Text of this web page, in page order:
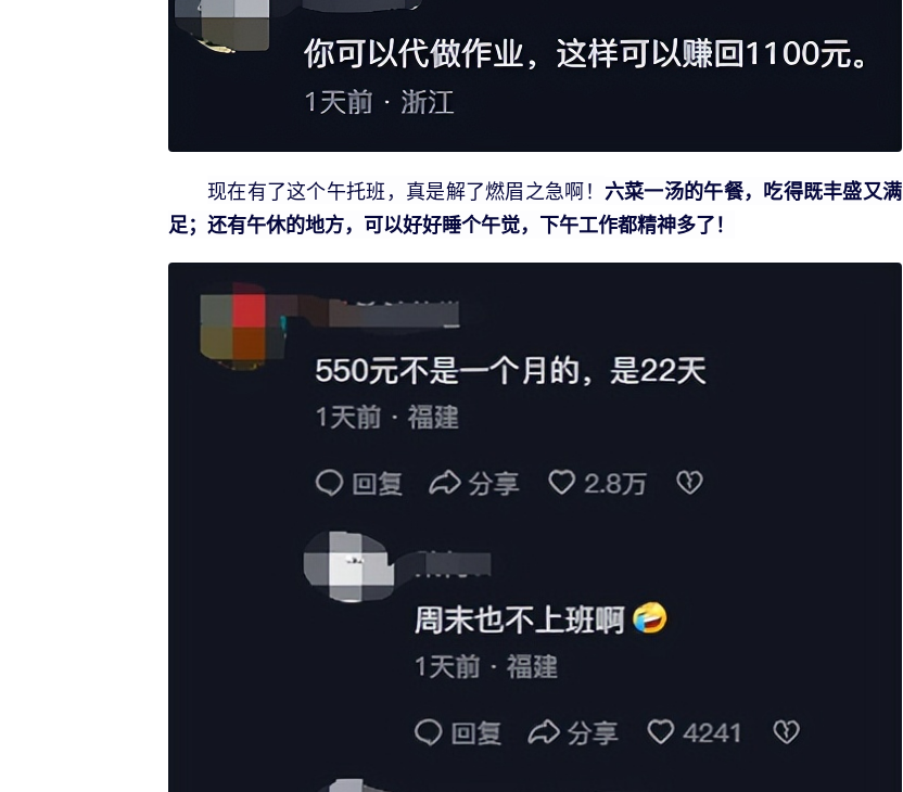
现在有了这个午托班，真是解了燃眉之急啊！ 六菜一汤的午餐，吃得既丰盛又满
足；还有午休的地方，可以好好睡个午觉，下午工作都精神多了！